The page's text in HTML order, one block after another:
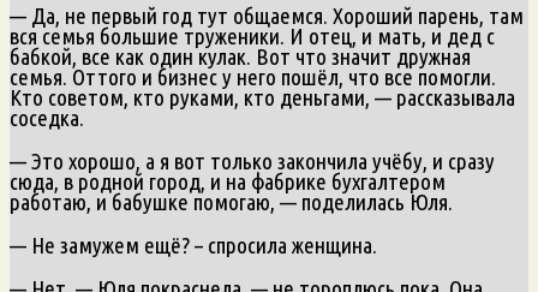
— Да, не первый год тут общаемся. Хороший парень, там
вся семья большие труженики. И отец, и мать, и дед с
бабкой, все как один кулак. Вот что значит дружная
семья. Оттого и бизнес у него пошёл, что все помогли.
Кто советом, кто руками, кто деньгами, — рассказывала
соседка.
— Это хорошо, а я вот только закончила учёбу, и сразу
сюда, в родной город, и на фабрике бухгалтером
работаю, и бабушке помогаю, — поделилась Юля.
— Не замужем ещё? – спросила женщина.